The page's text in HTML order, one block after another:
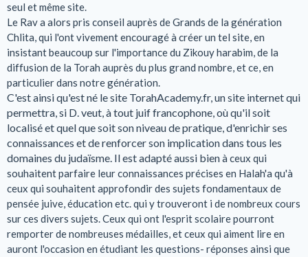
seul et même site.
Le Rav a alors pris conseil auprès de Grands de la génération
Chlita, qui l'ont vivement encouragé à créer un tel site, en
insistant beaucoup sur l'importance du Zikouy harabim, de la
diffusion de la Torah auprès du plus grand nombre, et ce, en
particulier dans notre génération.
C'est ainsi qu'est né le site TorahAcademy.fr, un site internet qui
permettra, si D. veut, à tout juif francophone, où qu'il soit
localisé et quel que soit son niveau de pratique, d'enrichir ses
connaissances et de renforcer son implication dans tous les
domaines du judaïsme. Il est adapté aussi bienà ceux qui
souhaitent parfaire leur connaissances précises en Halah'a qu'à
ceux qui souhaitent approfondir des sujets fondamentaux de
pensée juive, éducation etc. qui y trouveront i de nombreux cours
sur ces divers sujets. Ceux qui ont l'esprit scolaire pourront
remporter de nombreuses médailles, et ceux qui aiment lire en
auront l'occasion en étudiant les questions- réponses ainsi que